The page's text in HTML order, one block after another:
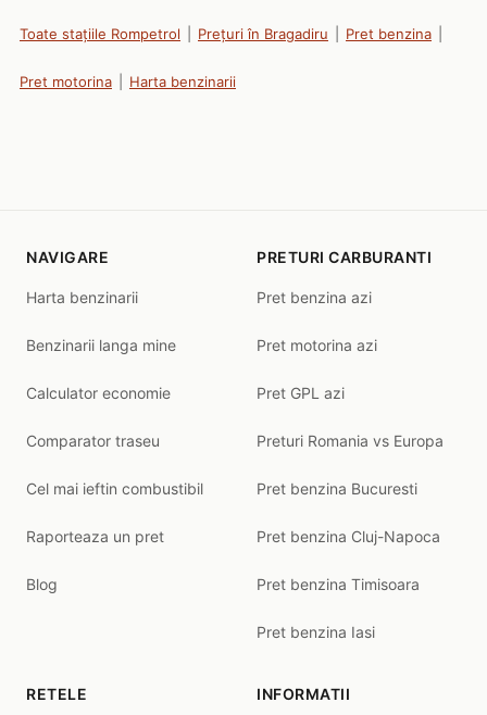
Toate stațiile Rompetrol Prețuri în Bragadiru Pret benzina
Pret motorina Harta benzinarii
NAVIGARE
Harta benzinarii
Benzinarii langa mine
Calculator economie
Comparator traseu
Cel mai ieftin combustibil
Raporteaza un pret
Blog
PRETURI CARBURANTI
Pret benzina azi
Pret motorina azi
Pret GPL azi
Preturi Romania vs Europa
Pret benzina Bucuresti
Pret benzina Cluj-Napoca
Pret benzina Timisoara
Pret benzina Iasi
RETELE INFORMATII